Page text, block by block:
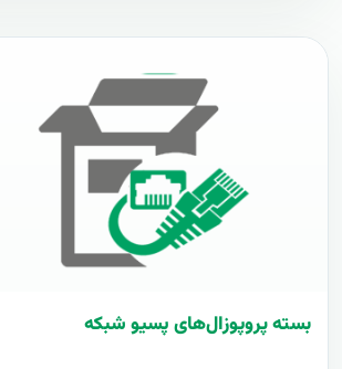
بسته پروپوزال‌های پسیو شبکه